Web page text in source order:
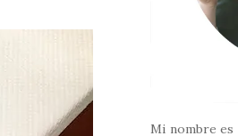
Mi nombre es